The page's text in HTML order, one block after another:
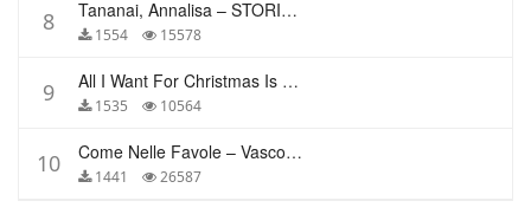
8 Tananai, Annalisa – STORIE BREVI
1554 15578
9 All I Want For Christmas Is You – Mariah Carey
1535 10564
10 Come Nelle Favole – Vasco Rossi
1441 26587